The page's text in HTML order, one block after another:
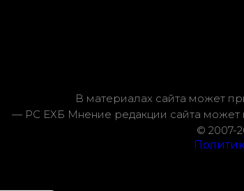
В материалах сайта может
— РС ЕХБ Мнение редакции сайта может
© 2007-